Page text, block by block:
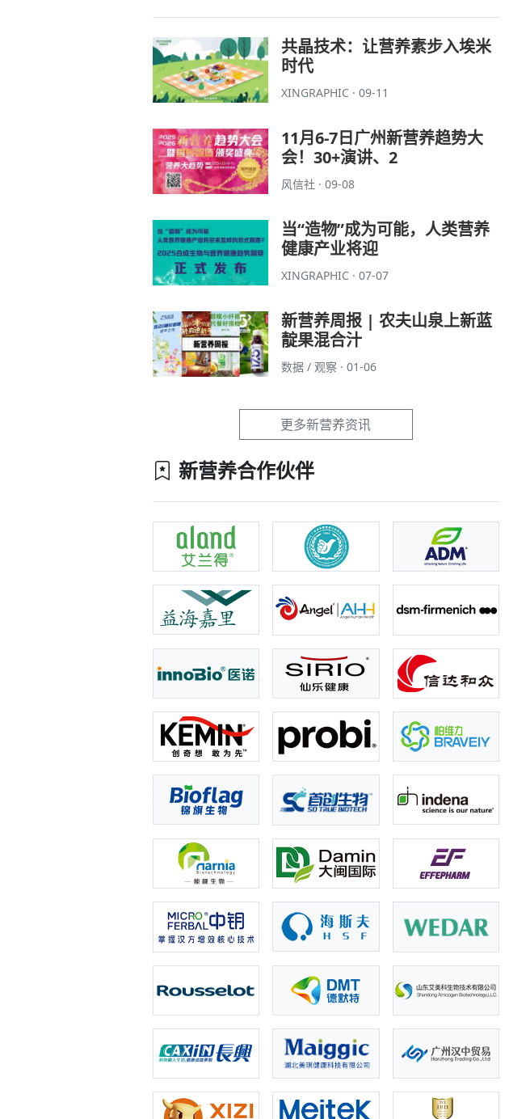
共晶技术：让营养素步入埃米
时代
XINGRAPHIC · 09-11
11月6-7日广州新营养趋势大
会！30+演讲、2
风信社 · 09-08
当“造物”成为可能，人类营养
健康产业将迎
XINGRAPHIC · 07-07
新营养周报 | 农夫山泉上新蓝
靛果混合汁
数据 / 观察 · 01-06
更多新营养资讯
新营养合作伙伴